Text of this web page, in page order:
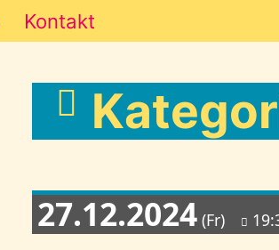
Kontakt
27.12.2024 (Fr)